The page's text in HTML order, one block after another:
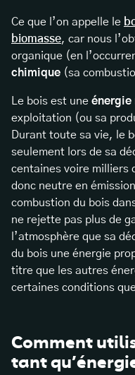
Ce que l’on appelle le
biomasse, car nous
organique (en
chimique (sa
Le bois est une énergie
exploitation (ou sa
Durant toute sa vie, le
seulement lors de sa
centaines voire milliers
donc neutre en
combustion du bois
ne rejette pas plus de
l’atmosphère que sa
du bois une énergie
titre que les autres
certaines conditions
Comment
tant